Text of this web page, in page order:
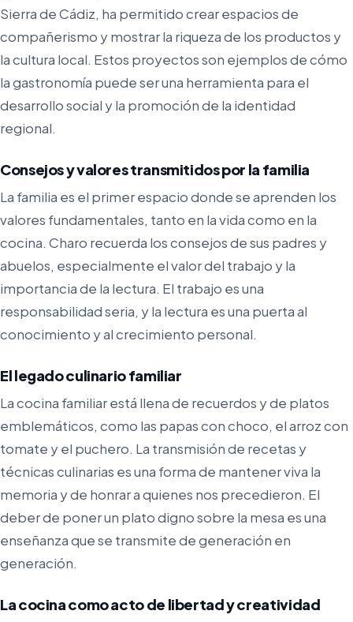
Sierra de Cádiz, ha permitido crear espacios de
compañerismo y mostrar la riqueza de los productos y
la cultura local. Estos proyectos son ejemplos de cómo
la gastronomía puede ser una herramienta para el
desarrollo social y la promoción de la identidad
regional.
Consejos y valores transmitidos por la familia
La familia es el primer espacio donde se aprenden los
valores fundamentales, tanto en la vida como en la
cocina. Charo recuerda los consejos de sus padres y
abuelos, especialmente el valor del trabajo y la
importancia de la lectura. El trabajo es una
responsabilidad seria, y la lectura es una puerta al
conocimiento y al crecimiento personal.
El legado culinario familiar
La cocina familiar está llena de recuerdos y de platos
emblemáticos, como las papas con choco, el arroz con
tomate y el puchero. La transmisión de recetas y
técnicas culinarias es una forma de mantener viva la
memoria y de honrar a quienes nos precedieron. El
deber de poner un plato digno sobre la mesa es una
enseñanza que se transmite de generación en
generación.
La cocina como acto de libertad y creatividad